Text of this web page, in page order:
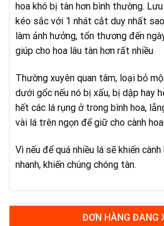
hoa khó bị tàn hơn bình thường.
kéo sắc với 1 nhát cắt duy nhất
làm ảnh hưởng, tổn thương đến
giúp cho hoa lâu tàn hơn rất nhiều
Thường xuyên quan tâm, loại bỏ
dưới gốc nếu nó bị xấu, bị dập hay
hết các lá rụng ở trong bình hoa,
vài lá trên ngọn để giữ cho cành
Vì nếu để quá nhiều lá sẽ khiến
nhanh, khiến chúng chóng tàn.
ĐƠN HÀNG ĐANG